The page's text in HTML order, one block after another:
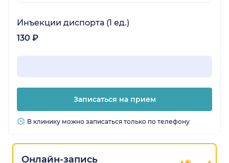
Инъекции диспорта (1 ед.)
130 ₽
Записаться на прием
В клинику можно записаться только по телефону
Онлайн-запись